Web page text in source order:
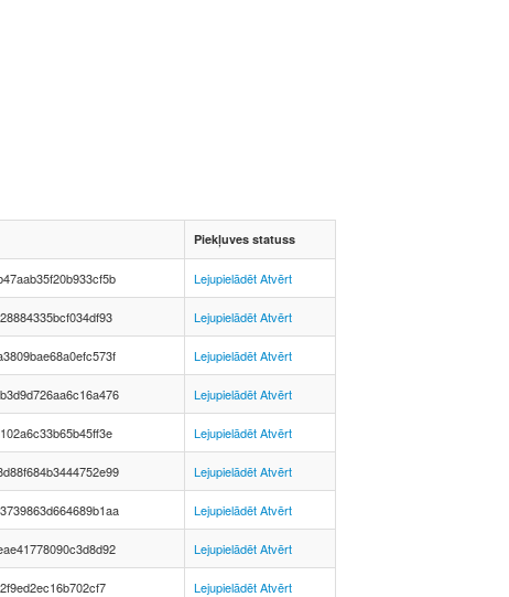
Piekļuves statuss
LejupielādētAtvērt
LejupielādētAtvērt
LejupielādētAtvērt
LejupielādētAtvērt
LejupielādētAtvērt
LejupielādētAtvērt
LejupielādētAtvērt
LejupielādētAtvērt
LejupielādētAtvērt